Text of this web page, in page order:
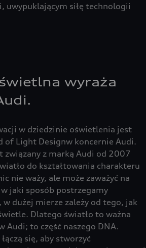
uwypuklającym siłę technologii
wyraża
w dziedzinie oświetlenia jest
of Light Designw koncernie Audi.
z marką Audi od 2007
do kształtowania charakteru
nie waży, ale może zaważyć na
jaki sposób postrzegamy
w dużej mierze zależy od tego, jak
Dlatego światło to ważna
Audi; to część naszego DNA.
się, aby stworzyć